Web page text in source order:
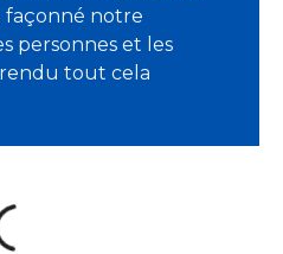
façonné notre
personnes et les
tout cela